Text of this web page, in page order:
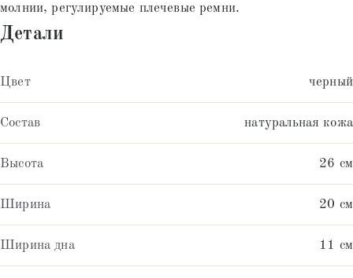
молнии, регулируемые плечевые ремни.
Детали
Цвет черный
Состав натуральная кожа
Высота 26 см
Ширина 20 см
Ширина дна 11 см